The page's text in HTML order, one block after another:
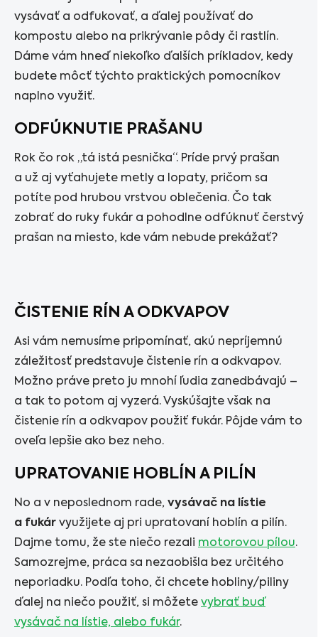
vysávať a odfukovať, a ďalej používať do
kompostu alebo na prikrývanie pôdy či rastlín.
Dáme vám hneď niekoľko ďalších príkladov, kedy
budete môcť týchto praktických pomocníkov
naplno využiť.
ODFÚKNUTIE PRAŠANU
Rok čo rok „tá istá pesnička“. Príde prvý prašan
a už aj vyťahujete metly a lopaty, pričom sa
potíte pod hrubou vrstvou oblečenia. Čo tak
zobrať do ruky fukár a pohodlne odfúknuť čerstvý
prašan na miesto, kde vám nebude prekážať?
ČISTENIE RÍN A ODKVAPOV
Asi vám nemusíme pripomínať, akú nepríjemnú
záležitosť predstavuje čistenie rín a odkvapov.
Možno práve preto ju mnohí ľudia zanedbávajú –
a tak to potom aj vyzerá. Vyskúšajte však na
čistenie rín a odkvapov použiť fukár. Pôjde vám to
oveľa lepšie ako bez neho.
UPRATOVANIE HOBLÍN A PILÍN
No a v neposlednom rade, vysávač na lístie
a fukár využijete aj pri upratovaní hoblín a pilín.
Dajme tomu, že ste niečo rezali motorovou pílou.
Samozrejme, práca sa nezaobišla bez určitého
neporiadku. Podľa toho, či chcete hobliny/piliny
ďalej na niečo použiť, si môžete vybrať buď
vysávač na lístie, alebo fukár.